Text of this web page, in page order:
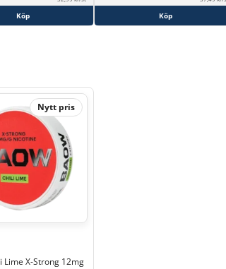
Köp Köp
Nytt pris
Lime X-Strong 12mg